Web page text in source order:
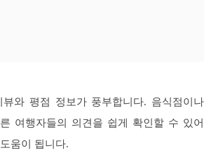
뷰와 평점 정보가 풍부합니다. 음식점이나
여행자들의 의견을 쉽게 확인할 수 있어
움이 됩니다.